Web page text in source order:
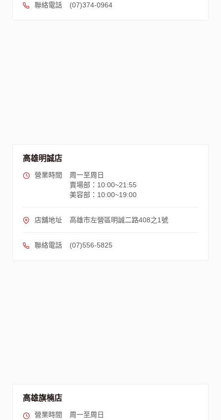
聯絡電話 (07)374-0964
高雄明誠店
營業時間
周一至周日
賣場部：10:00~21:55
美容部：10:00~19:00
店舖地址 高雄市左營區明誠二路408之1號
聯絡電話 (07)556-5825
高雄旗楠店
營業時間
周一至周日